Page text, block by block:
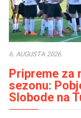
6. AUGUSTA 2026.
Pripreme za
sezonu:
Slobode na